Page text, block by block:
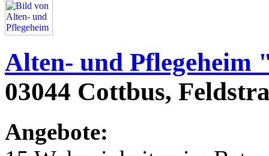
Alten- und Pflegeheim
03044 Cottbus,
Angebote: